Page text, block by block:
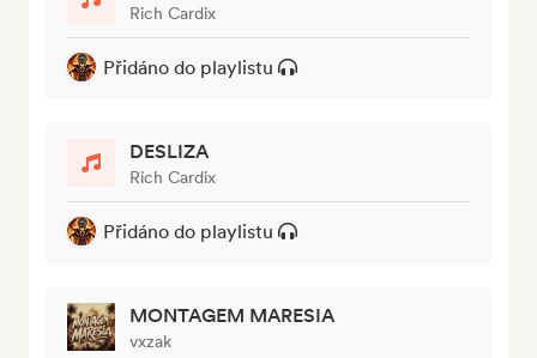
Rich Cardix
Přidáno do playlistu
DESLIZA
Rich Cardix
Přidáno do playlistu
MONTAGEM MARESIA
vxzak